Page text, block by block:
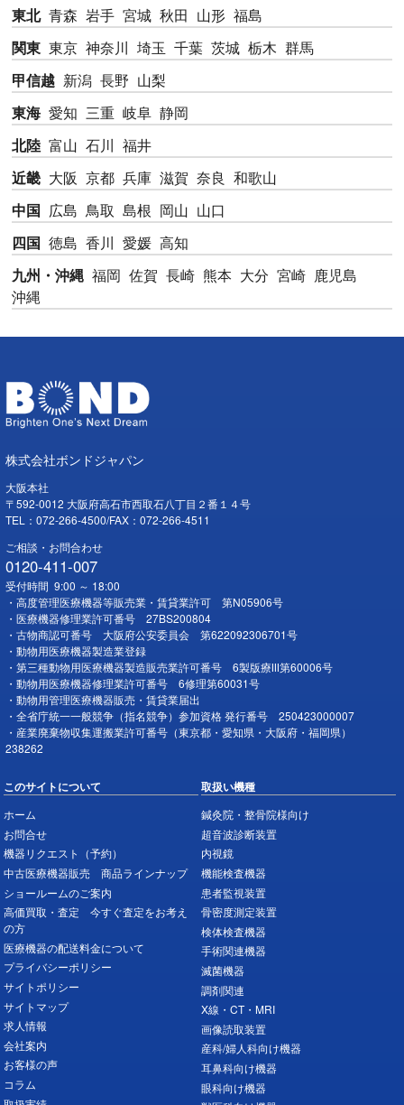
東北 青森 岩手 宮城 秋田 山形 福島
関東 東京 神奈川 埼玉 千葉 茨城 栃木 群馬
甲信越 新潟 長野 山梨
東海 愛知 三重 岐阜 静岡
北陸 富山 石川 福井
近畿 大阪 京都 兵庫 滋賀 奈良 和歌山
中国 広島 鳥取 島根 岡山 山口
四国 徳島 香川 愛媛 高知
九州・沖縄 福岡 佐賀 長崎 熊本 大分 宮崎 鹿児島
沖縄
株式会社ボンドジャパン
大阪本社
〒592-0012 大阪府高石市西取石八丁目２番１４号
TEL：072-266-4500/FAX：072-266-4511
ご相談・お問合わせ
0120-411-007
受付時間 9:00 ～ 18:00
・高度管理医療機器等販売業・賃貸業許可 第N05906号
・医療機器修理業許可番号 27BS200804
・古物商認可番号 大阪府公安委員会 第622092306701号
・動物用医療機器製造業登録
・第三種動物用医療機器製造販売業許可番号 6製版療Ⅲ第60006号
・動物用医療機器修理業許可番号 6修理第60031号
・動物用管理医療機器販売・賃貸業届出
・全省庁統一一般競争（指名競争）参加資格 発行番号 250423000007
・産業廃棄物収集運搬業許可番号（東京都・愛知県・大阪府・福岡県）
238262
このサイトについて
ホーム
お問合せ
機器リクエスト（予約）
中古医療機器販売 商品ラインナップ
ショールームのご案内
高価買取・査定 今すぐ査定をお考え
の方
医療機器の配送料金について
プライバシーポリシー
サイトポリシー
サイトマップ
求人情報
会社案内
お客様の声
コラム
取扱い機種
鍼灸院・整骨院様向け
超音波診断装置
内視鏡
機能検査機器
患者監視装置
骨密度測定装置
検体検査機器
手術関連機器
滅菌機器
調剤関連
X線・CT・MRI
画像読取装置
産科/婦人科向け機器
耳鼻科向け機器
眼科向け機器